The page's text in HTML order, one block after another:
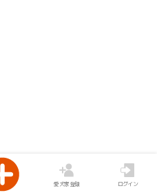
愛犬家登録 ログイン